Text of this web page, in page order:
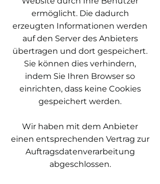
ermöglicht. Die dadurch
erzeugten Informationen werden
auf den Server des Anbieters
übertragen und dort gespeichert.
Sie können dies verhindern,
indem Sie Ihren Browser so
einrichten, dass keine Cookies
gespeichert werden.
Wir haben mit dem Anbieter
einen entsprechenden Vertrag zur
Auftragsdatenverarbeitung
abgeschlossen.